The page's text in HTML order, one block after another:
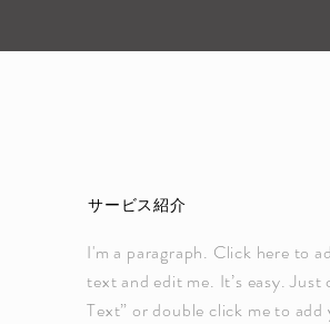
サービス紹介
I'm a paragraph. Click here to
text and edit me. It’s easy. Just
Text” or double click me to add